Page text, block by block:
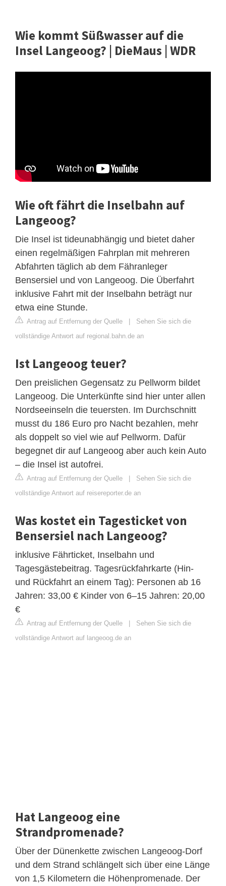
Wie kommt Süßwasser auf die
Insel Langeoog? | DieMaus | WDR
Wie oft fährt die Inselbahn auf
Langeoog?
Die Insel ist tideunabhängig und bietet daher
einen regelmäßigen Fahrplan mit mehreren
Abfahrten täglich ab dem Fähranleger
Bensersiel und von Langeoog. Die Überfahrt
inklusive Fahrt mit der Inselbahn beträgt nur
etwa eine Stunde.
Antrag auf Entfernung der Quelle | Sehen Sie sich die
vollständige Antwort auf regional.bahn.de an
Ist Langeoog teuer?
Den preislichen Gegensatz zu Pellworm bildet
Langeoog. Die Unterkünfte sind hier unter allen
Nordseeinseln die teuersten. Im Durchschnitt
musst du 186 Euro pro Nacht bezahlen, mehr
als doppelt so viel wie auf Pellworm. Dafür
begegnet dir auf Langeoog aber auch kein Auto
– die Insel ist autofrei.
Antrag auf Entfernung der Quelle | Sehen Sie sich die
vollständige Antwort auf reisereporter.de an
Was kostet ein Tagesticket von
Bensersiel nach Langeoog?
inklusive Fährticket, Inselbahn und
Tagesgästebeitrag. Tagesrückfahrkarte (Hin-
und Rückfahrt an einem Tag): Personen ab 16
Jahren: 33,00 € Kinder von 6–15 Jahren: 20,00
€
Antrag auf Entfernung der Quelle | Sehen Sie sich die
vollständige Antwort auf langeoog.de an
Hat Langeoog eine
Strandpromenade?
Über der Dünenkette zwischen Langeoog-Dorf
und dem Strand schlängelt sich über eine Länge
von 1,5 Kilometern die Höhenpromenade. Der